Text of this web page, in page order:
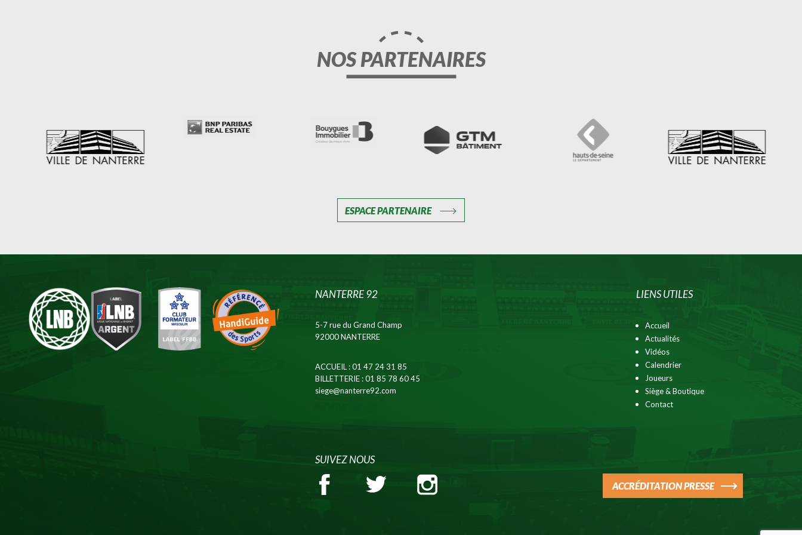
NOS PARTENAIRES
ESPACE PARTENAIRE
NANTERRE 92
5-7 rue du Grand Champ
92000 NANTERRE
ACCUEIL : 01 47 24 31 85
BILLETTERIE : 01 85 78 60 45
siege@nanterre92.com
LIENS UTILES
Accueil
Actualités
Vidéos
Calendrier
Joueurs
Siège & Boutique
Contact
SUIVEZ NOUS
ACCRÉDITATION PRESSE